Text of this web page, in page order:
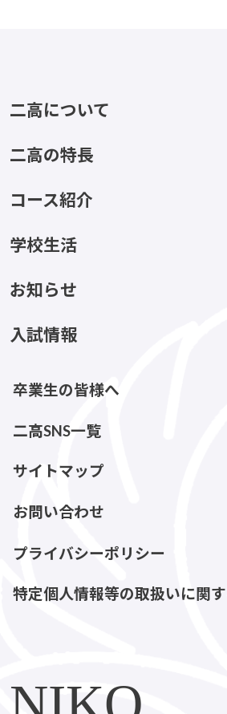
二高について
二高の特長
コース紹介
学校生活
お知らせ
入試情報
卒業生の皆様へ
二高SNS一覧
サイトマップ
お問い合わせ
プライバシーポリシー
特定個人情報等の取扱いに関